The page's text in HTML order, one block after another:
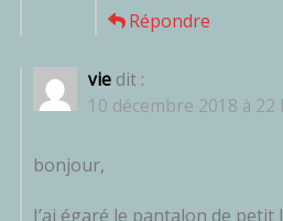
Répondre
vie dit :
10 décembre 2018 à 22
bonjour,
J’ai égaré le pantalon de petit